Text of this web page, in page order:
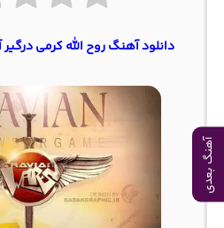
آهنگ بعدی
دانلود آهنگ روح الله کرمی